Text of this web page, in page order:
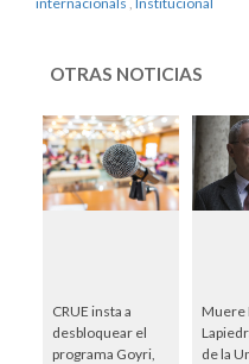
OTRAS NOTICIAS
CRUE insta a
desbloquear el
programa Goyri,
Muere
de la